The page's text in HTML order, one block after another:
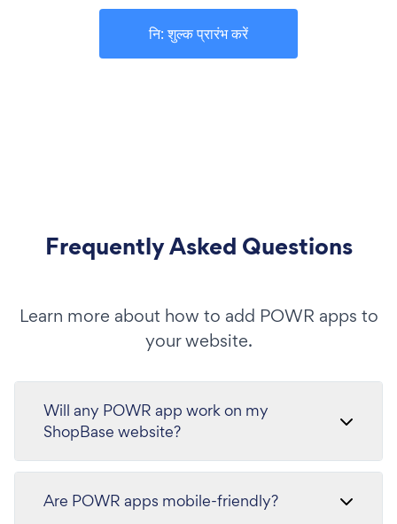
नि: शुल्क प्रारंभ करें
Frequently Asked Questions
Learn more about how to add POWR apps to
your website.
Will any POWR app work on my
ShopBase website?
Are POWR apps mobile-friendly?